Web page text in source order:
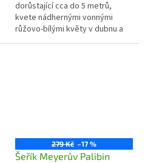
dorůstající cca do 5 metrů,
kvete nádhernými vonnými
růžovo-bílými květy v dubnu a
květnu ještě před olistěním. Ty
279 Kč –17 %
Šeřík Meyerův Palibin